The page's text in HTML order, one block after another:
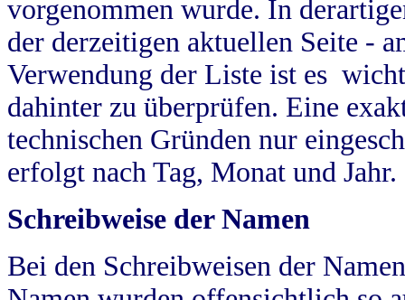
vorgenommen wurde. In
der derzeitigen aktuellen Seite -
Verwendung der Liste ist es
dahinter zu überprüfen. Eine
technischen Gründen nur
erfolgt nach Tag, Monat und Jahr.
Schreibweise der Namen
Bei den Schreibweisen der